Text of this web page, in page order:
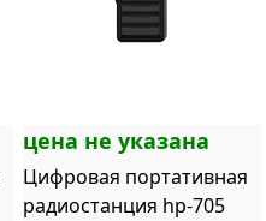
цена не указана
Цифровая портативная
радиостанция hp-705